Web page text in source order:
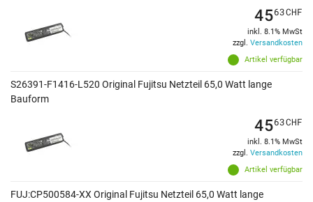
Artikel verfügbar
4563CHF
inkl. 8.1% MwSt
zzgl. Versandkosten
S26391-F1416-L520 Original Fujitsu Netzteil 65,0 Watt lange
Bauform
Artikel verfügbar
4563CHF
inkl. 8.1% MwSt
zzgl. Versandkosten
FUJ:CP500584-XX Original Fujitsu Netzteil 65,0 Watt lange